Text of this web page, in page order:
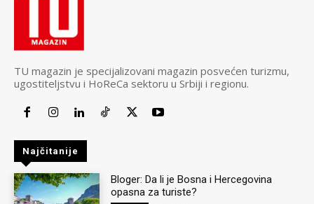
TU magazin je specijalizovani magazin posvećen turizmu,
ugostiteljstvu i HoReCa sektoru u Srbiji i regionu.
Najčitanije
Bloger: Da li je Bosna i Hercegovina
opasna za turiste?